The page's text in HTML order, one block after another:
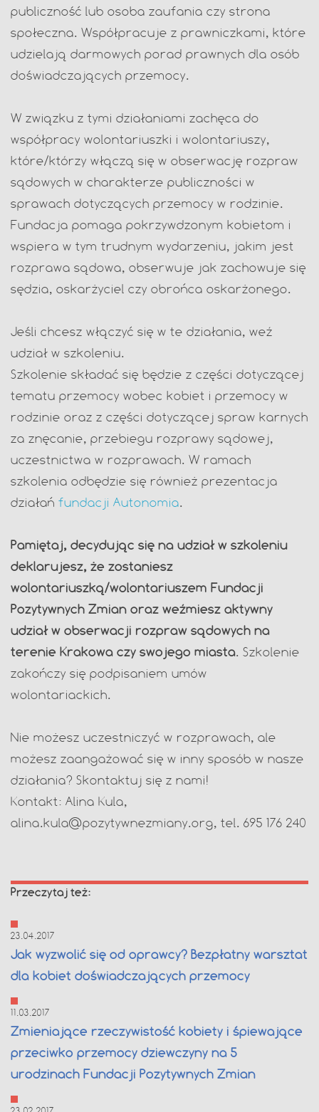
publiczność lub osoba zaufania czy strona
społeczna. Współpracuje z prawniczkami, które
udzielają darmowych porad prawnych dla osób
doświadczających przemocy.
W związku z tymi działaniami zachęca do
współpracy wolontariuszki i wolontariuszy,
które/którzy włączą się w obserwację rozpraw
sądowych w charakterze publiczności w
sprawach dotyczących przemocy w rodzinie.
Fundacja pomaga pokrzywdzonym kobietom i
wspiera w tym trudnym wydarzeniu, jakim jest
rozprawa sądowa, obserwuje jak zachowuje się
sędzia, oskarżyciel czy obrońca oskarżonego.
Jeśli chcesz włączyć się w te działania, weź
udział w szkoleniu.
Szkolenie składać się będzie z części dotyczącej
tematu przemocy wobec kobiet i przemocy w
rodzinie oraz z części dotyczącej spraw karnych
za znęcanie, przebiegu rozprawy sądowej,
uczestnictwa w rozprawach. W ramach
szkolenia odbędzie się również prezentacja
działań fundacji Autonomia.
Pamiętaj, decydując się na udział w szkoleniu
deklarujesz, że zostaniesz
wolontariuszką/wolontariuszem Fundacji
Pozytywnych Zmian oraz weźmiesz aktywny
udział w obserwacji rozpraw sądowych na
terenie Krakowa czy swojego miasta. Szkolenie
zakończy się podpisaniem umów
wolontariackich.
Nie możesz uczestniczyć w rozprawach, ale
możesz zaangażować się w inny sposób w nasze
działania? Skontaktuj się z nami!
Kontakt: Alina Kula,
alina.kula@pozytywnezmiany.org, tel. 695 176 240
Przeczytaj też:
23.04.2017
Jak wyzwolić się od oprawcy? Bezpłatny warsztat
dla kobiet doświadczających przemocy
11.03.2017
Zmieniające rzeczywistość kobiety i śpiewające
przeciwko przemocy dziewczyny na 5
urodzinach Fundacji Pozytywnych Zmian